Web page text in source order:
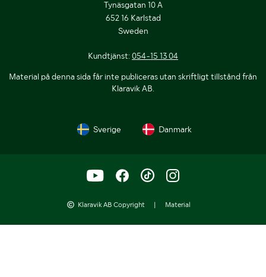
Tynäsgatan 10 A
652 16 Karlstad
Sweden
Kundtjänst: 054-15 13 04
Material på denna sida får inte publiceras utan skriftligt tillstånd från
Klaravik AB.
Sverige Danmark
Klaravik AB Copyright | Material